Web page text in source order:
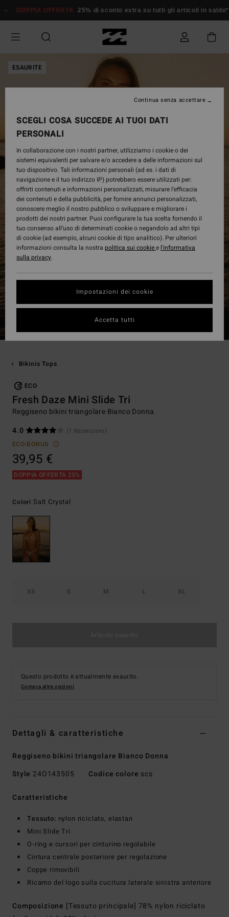
alle
prodotto
DOPPIA OFFERTA 25% di sconto extra su tutti gli articoli in
ESAURITE
Bikinis Tops
ECO
Fresh Daze Mini Slide Tri
Reggiseno bikini triangolare Bianco Donna
4.0
(1 Recensioni)
ECO-BONUS
39,95 €
DOPPIA OFFERTA 25%
Colori Salt Crystal
XS S M L XL
Questo prodotto è attualmente esaurito.
Compra altre opzioni
Dettagli & caratteristiche
Reggiseno bikini triangolare Bianco Donna
Style 24O143505 Codice colore scs
Caratteristiche
Tessuto: nylon riciclato, elastan
Mini Slide Tri
O-ring e cursori per cinturino regolabile
Cintura centrale posteriore per regolazione
Coppe rimovibili
Ricamo del logo sulla cucitura laterale sinistra anteriore
Composizione [Tessuto principale] 78% nylon riciclato
SCEGLI COSA SUCCEDE AI TUOI DATI
PERSONALI
In collaborazione con i nostri partner, utilizziamo i cookie o dei
sistemi equivalenti per salvare e/o accedere a delle informazioni sul
tuo dispositivo. Tali informazioni personali (ad es. i dati di
navigazione e il tuo indirizzo IP) potrebbero essere utilizzati per:
offrirti contenuti e informazioni personalizzati, misurare l’efficacia
dei contenuti e della pubblicità, per fornire annunci personalizzati,
conoscere meglio il nostro pubblico o sviluppare e migliorare i
prodotti dei nostri partner. Puoi configurare la tua scelta fornendo il
tuo consenso all’uso di determinati cookie o negandolo ad altri tipi
di cookie (ad esempio, alcuni cookie di tipo analitico). Per ulteriori
informazioni consulta la nostra politica sui cookiee l'informativa
sulla privacy.
Impostazioni dei cookie
Continua senza accettare
Accetta tutti